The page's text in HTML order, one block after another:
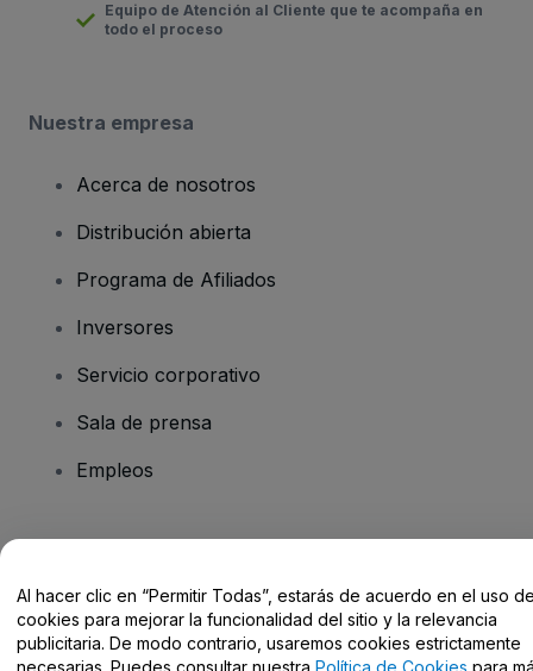
Equipo de Atención al Cliente que te acompaña en
todo el proceso
Nuestra empresa
Acerca de nosotros
Distribución abierta
Programa de Afiliados
Inversores
Servicio corporativo
Sala de prensa
Empleos
Centro de Ayuda / Contacto
Al hacer clic en “Permitir Todas”, estarás de acuerdo en el uso
cookies para mejorar la funcionalidad del sitio y la relevancia
publicitaria. De modo contrario, usaremos cookies estrictamente
necesarias. Puedes consultar nuestra Política de Cookies para